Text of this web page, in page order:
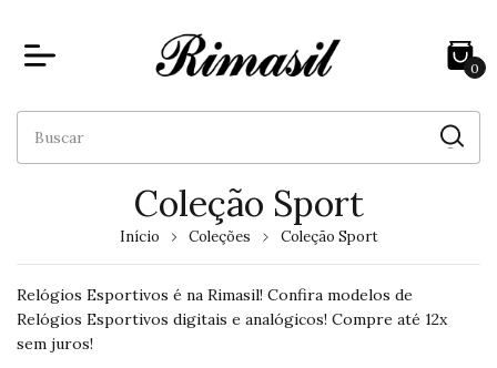
0
Coleção Sport
Início Coleções Coleção Sport
Relógios Esportivos é na Rimasil! Confira modelos de
Relógios Esportivos digitais e analógicos! Compre até 12x
sem juros!